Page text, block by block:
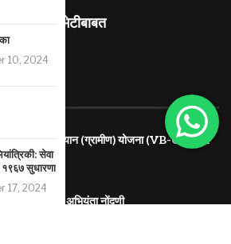
माहितीस्थळ भेटीबाबत
हमी अभियान (ग्रामीण) योजना (VB-G RAM
बेरोजगार अभियंता नोंदणी
10, 2024
सेवा
सुधारणा
17, 2024